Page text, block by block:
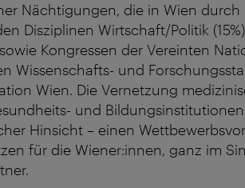
Nächtigungen, die in Wien durch
Disziplinen Wirtschaft/Politik
Kongressen der Vereinten
Wissenschafts- und
Wien. Die Vernetzung
und
Hinsicht – einen
für die Wiener:innen, ganz im